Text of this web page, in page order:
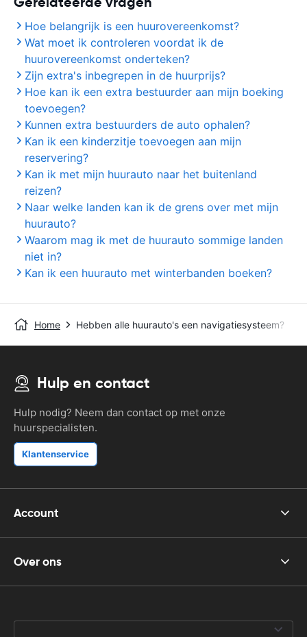
Hoe belangrijk is een huurovereenkomst?
Wat moet ik controleren voordat ik de
huurovereenkomst onderteken?
Zijn extra's inbegrepen in de huurprijs?
Hoe kan ik een extra bestuurder aan mijn boeking
toevoegen?
Kunnen extra bestuurders de auto ophalen?
Kan ik een kinderzitje toevoegen aan mijn
reservering?
Kan ik met mijn huurauto naar het buitenland
reizen?
Naar welke landen kan ik de grens over met mijn
huurauto?
Waarom mag ik met de huurauto sommige landen
niet in?
Kan ik een huurauto met winterbanden boeken?
Home Hebben alle huurauto's een navigatiesysteem?
Hulp en contact
Hulp nodig? Neem dan contact op met onze
huurspecialisten.
Klantenservice
Account
Over ons